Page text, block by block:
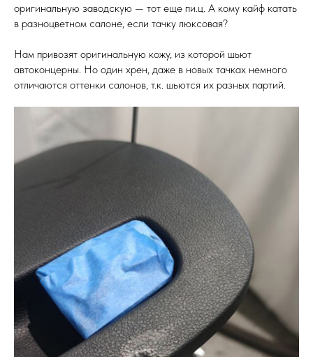
оригинальную заводскую — тот еще пи.ц. А кому кайф катать
в разноцветном салоне, если тачку люксовая?
Нам привозят оригинальную кожу, из которой шьют
автоконцерны. Но один хрен, даже в новых тачках немного
отличаются оттенки салонов, т.к. шьются их разных партий.